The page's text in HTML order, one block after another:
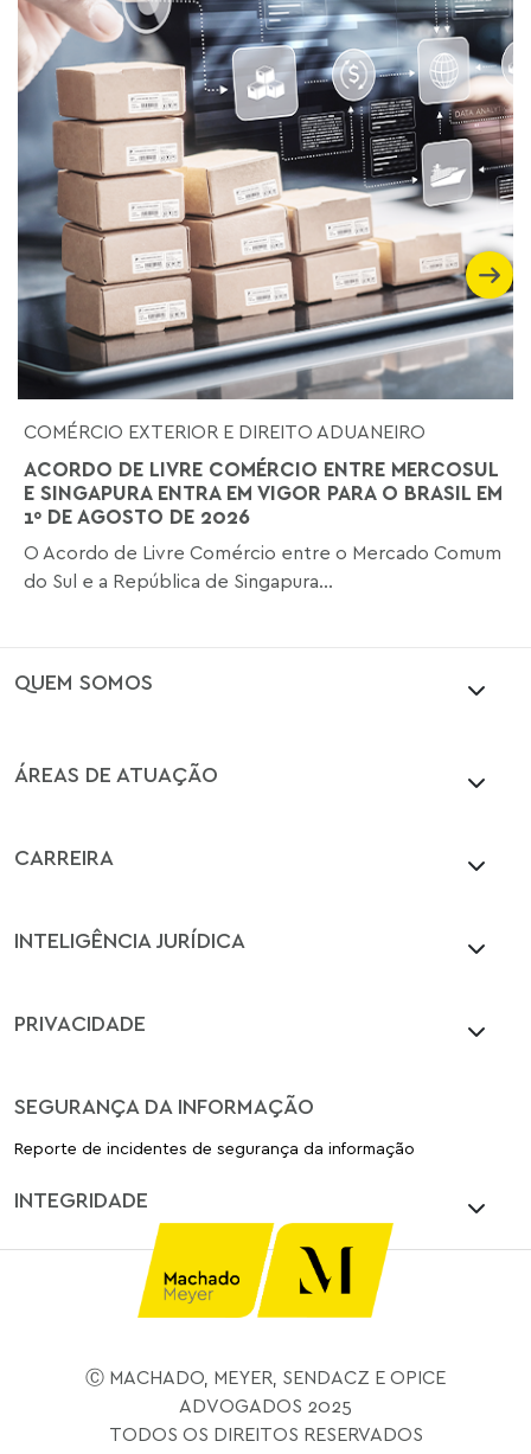
COMÉRCIO EXTERIOR E DIREITO ADUANEIRO
ACORDO DE LIVRE COMÉRCIO ENTRE MERCOSUL
E SINGAPURA ENTRA EM VIGOR PARA O BRASIL EM
1º DE AGOSTO DE 2026
O Acordo de Livre Comércio entre o Mercado Comum
do Sul e a República de Singapura...
QUEM SOMOS
ÁREAS DE ATUAÇÃO
CARREIRA
INTELIGÊNCIA JURÍDICA
PRIVACIDADE
SEGURANÇA DA INFORMAÇÃO
Reporte de incidentes de segurança da informação
INTEGRIDADE
Ⓒ MACHADO, MEYER, SENDACZ E OPICE
ADVOGADOS 2025
TODOS OS DIREITOS RESERVADOS